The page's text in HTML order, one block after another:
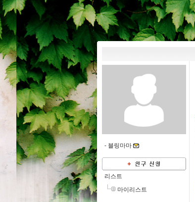
- 블링마마
리스트
마이리스트